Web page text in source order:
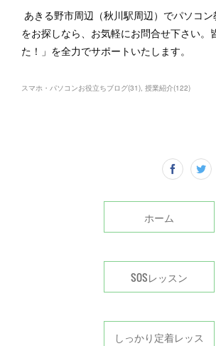
あきる野市周辺（秋川駅周辺）でパソコ
をお探しなら、お気軽にお問合せ下さい。
た！」を全力でサポートいたします。
スマホ・パソコンお役立ちブログ(31) 授業紹介(122)
ホーム
SOSレッスン
しっかり定着レッス